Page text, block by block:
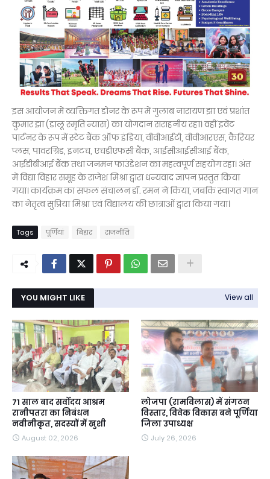
इस आयोजन में व्यक्तिगत डोनर के रूप में गुलाब नारायण झा एवं प्रशांत
कुमार झा (डालू स्मृति न्यास) का योगदान सराहनीय रहा। वहीं इवेंट
पार्टनर के रूप में स्टेट बैंक ऑफ इंडिया, वीवीआईटी, वीवीआरएस, कैरियर
प्लस, पावरग्रिड, इनटच, एचडीएफसी बैंक, आईसीआईसीआई बैंक,
आईडीबीआई बैंक तथा जनमन फाउंडेशन का महत्वपूर्ण सहयोग रहा। अंत
में विद्या विहार समूह के राजेश मिश्रा द्वारा धन्यवाद ज्ञापन प्रस्तुत किया
गया। कार्यक्रम का सफल संचालन डॉ. रमन ने किया, जबकि स्वागत गान
का नेतृत्व सुप्रिया मिश्रा एवं विद्यालय की छात्राओं द्वारा किया गया।
Tags पूर्णियां बिहार राजनीति
YOU MIGHT LIKE View all
71 साल बाद सर्वोदय आश्रम
रानीपतरा का निबंधन
नवीनीकृत, सदस्यों में खुशी
August 02, 2026
लोजपा (रामविलास) में संगठन
विस्तार, विवेक विकास बने पूर्णिया
जिला उपाध्यक्ष
July 26, 2026